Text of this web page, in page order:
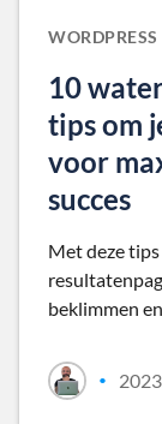
WORDPRESS
10
tips om
voor
succes
Met deze
beklimmen
•